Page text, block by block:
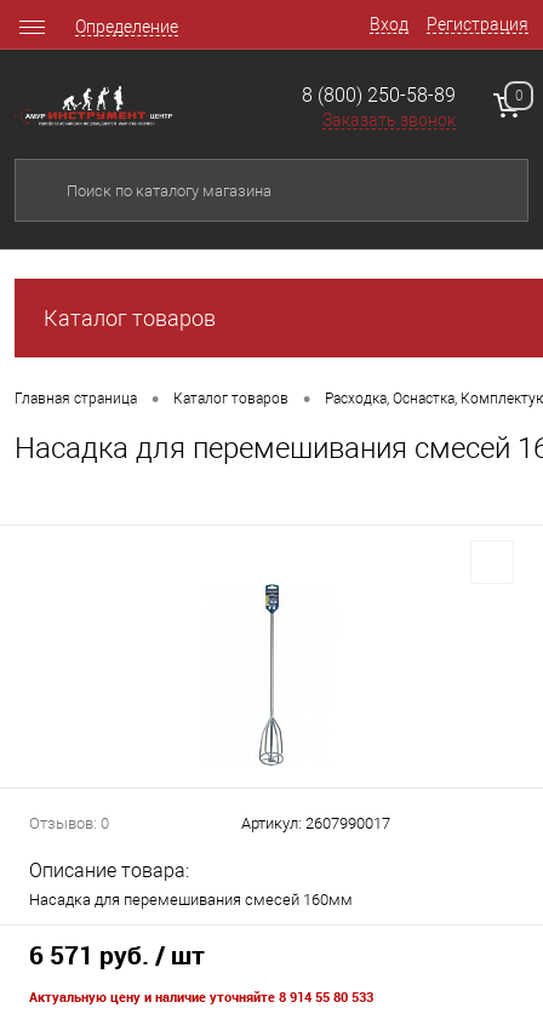
Вход Регистрация
Определение
8 (800) 250-58-89
Заказать звонок
0
Каталог товаров
Главная страница • Каталог товаров • Расходка, Оснастка,
Насадка для перемешивания смесей
Отзывов: 0 Артикул: 2607990017
Описание товара:
Насадка для перемешивания смесей 160мм
6 571 руб. / шт
Актуальную цену и наличие уточняйте 8 914 55 80 533